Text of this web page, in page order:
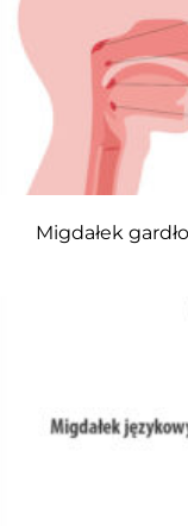
Migdałek